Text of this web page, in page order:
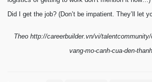
Did I get the job? (Don’t be impatient. They’ll let
Theo http://careerbuilder.vn/vi/
vang-mo-canh-cua-den-